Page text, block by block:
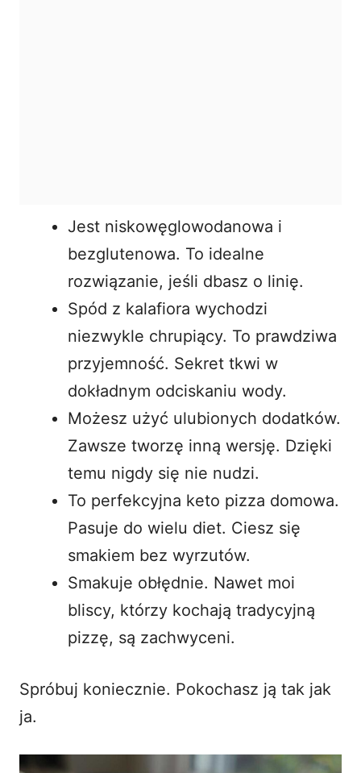
Jest niskowęglowodanowa i
bezglutenowa. To idealne
rozwiązanie, jeśli dbasz o linię.
Spód z kalafiora wychodzi
niezwykle chrupiący. To prawdziwa
przyjemność. Sekret tkwi w
dokładnym odciskaniu wody.
Możesz użyć ulubionych dodatków.
Zawsze tworzę inną wersję. Dzięki
temu nigdy się nie nudzi.
To perfekcyjna keto pizza domowa.
Pasuje do wielu diet. Ciesz się
smakiem bez wyrzutów.
Smakuje obłędnie. Nawet moi
bliscy, którzy kochają tradycyjną
pizzę, są zachwyceni.
Spróbuj koniecznie. Pokochasz ją tak jak
ja.